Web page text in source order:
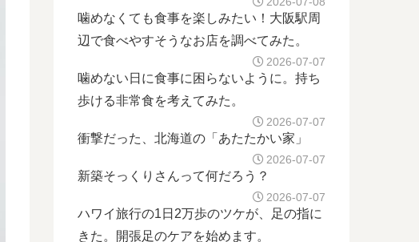
噛めなくても食事を楽しみたい！大阪駅周
辺で食べやすそうなお店を調べてみた。
2026-07-07
噛めない日に食事に困らないように。持ち
歩ける非常食を考えてみた。
2026-07-07
衝撃だった、北海道の「あたたかい家」
2026-07-07
新築そっくりさんって何だろう？
2026-07-07
ハワイ旅行の1日2万歩のツケが、足の指に
きた。開張足のケアを始めます。